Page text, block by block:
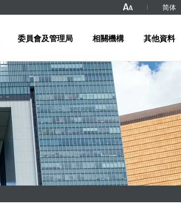
简体
委員會及管理局 相關機構 其他資料